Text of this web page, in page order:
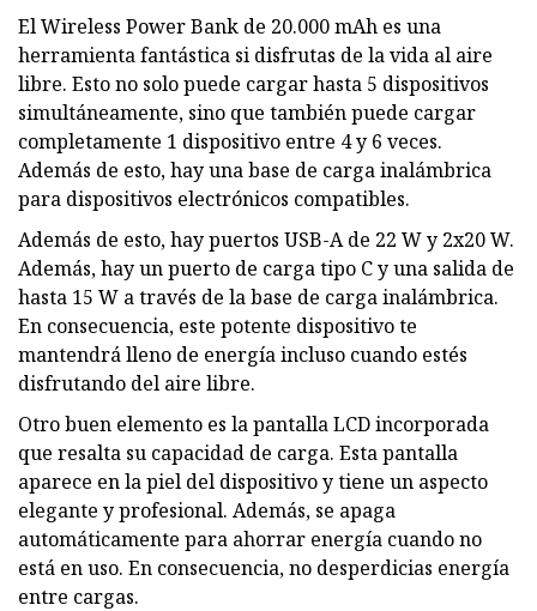
El Wireless Power Bank de 20.000 mAh es una
herramienta fantástica si disfrutas de la vida al aire
libre. Esto no solo puede cargar hasta 5 dispositivos
simultáneamente, sino que también puede cargar
completamente 1 dispositivo entre 4 y 6 veces.
Además de esto, hay una base de carga inalámbrica
para dispositivos electrónicos compatibles.
Además de esto, hay puertos USB-A de 22 W y 2x20 W.
Además, hay un puerto de carga tipo C y una salida de
hasta 15 W a través de la base de carga inalámbrica.
En consecuencia, este potente dispositivo te
mantendrá lleno de energía incluso cuando estés
disfrutando del aire libre.
Otro buen elemento es la pantalla LCD incorporada
que resalta su capacidad de carga. Esta pantalla
aparece en la piel del dispositivo y tiene un aspecto
elegante y profesional. Además, se apaga
automáticamente para ahorrar energía cuando no
está en uso. En consecuencia, no desperdicias energía
entre cargas.